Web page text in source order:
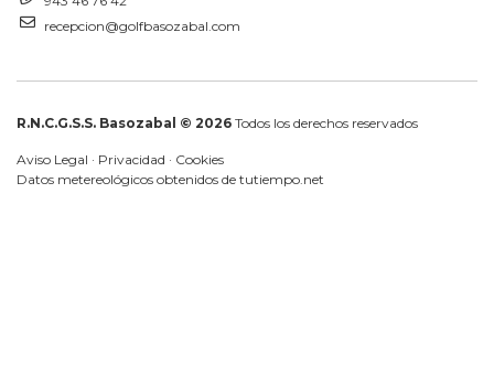
recepcion@golfbasozabal.com
R.N.C.G.S.S. Basozabal © 2026 Todos los derechos reservados
Aviso Legal · Privacidad · Cookies
Datos metereológicos obtenidos de tutiempo.net